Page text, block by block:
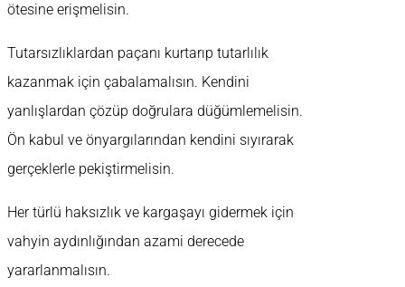
ötesine erişmelisin.
Tutarsızlıklardan paçanı kurtarıp tutarlılık
kazanmak için çabalamalısın. Kendini
yanlışlardan çözüp doğrulara düğümlemelisin.
Ön kabul ve önyargılarından kendini sıyırarak
gerçeklerle pekiştirmelisin.
Her türlü haksızlık ve kargaşayı gidermek için
vahyin aydınlığından azami derecede
yararlanmalısın.